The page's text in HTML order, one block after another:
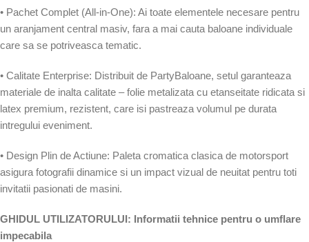
• Pachet Complet (All-in-One): Ai toate elementele necesare pentru
un aranjament central masiv, fara a mai cauta baloane individuale
care sa se potriveasca tematic.
• Calitate Enterprise: Distribuit de PartyBaloane, setul garanteaza
materiale de inalta calitate – folie metalizata cu etanseitate ridicata si
latex premium, rezistent, care isi pastreaza volumul pe durata
intregului eveniment.
• Design Plin de Actiune: Paleta cromatica clasica de motorsport
asigura fotografii dinamice si un impact vizual de neuitat pentru toti
invitatii pasionati de masini.
GHIDUL UTILIZATORULUI: Informatii tehnice pentru o umflare
impecabila